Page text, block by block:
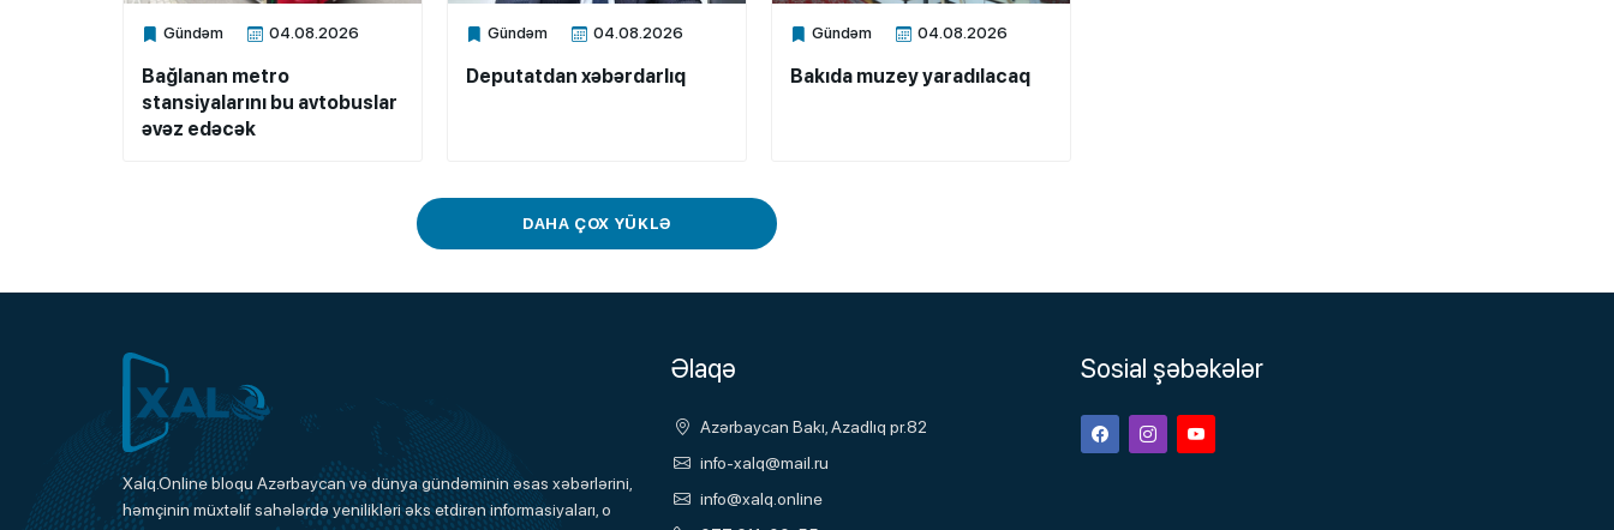
Gündəm 04.08.2026
Xalq.Online
Bağlanan metro
stansiyalarını bu avtobuslar
əvəz edəcək
Gündəm 04.08.2026
Xalq.Online
Deputatdan xəbərdarlıq
Gündəm 04.08.2026
Xalq.Online
Bakıda muzey yaradılacaq
DAHA ÇOX YÜKLƏ
Xalq.Online
Xalq.Online bloqu Azərbaycan və dünya gündəminin əsas xəbərlərini,
həmçinin müxtəlif sahələrdə yenilikləri əks etdirən informasiyaları, o
Əlaqə
Azərbaycan Bakı, Azadlıq pr.82
info-xalq@mail.ru
info@xalq.online
Sosial şəbəkələr
FacebookInstagramYoutube